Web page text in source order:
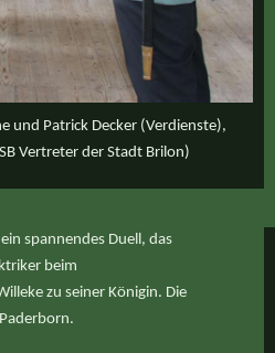
und Patrick Decker (Verdienste),
Vertreter der Stadt Brilon)
spannendes Duell, das
beim
zu seiner Königin. Die